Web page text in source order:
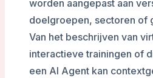
worden aangepast aan
doelgroepen, sectoren of
Van het beschrijven van
interactieve trainingen of
een AI Agent kan